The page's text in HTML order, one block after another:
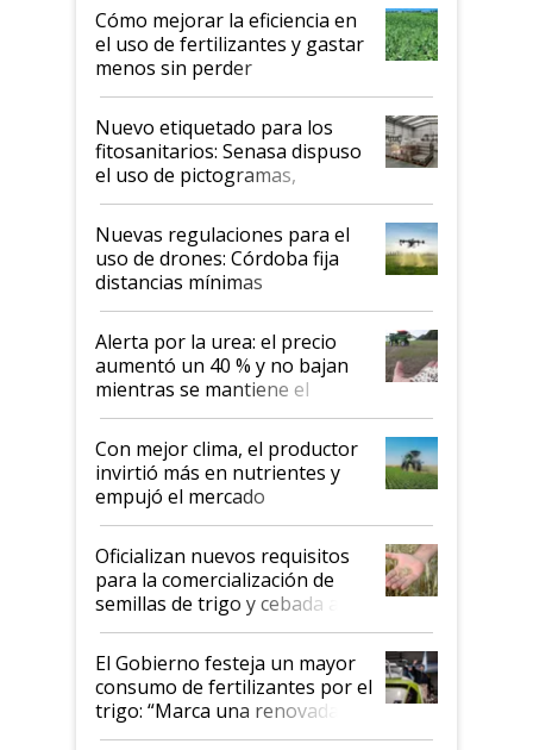
Cómo mejorar la eficiencia en
el uso de fertilizantes y gastar
menos sin perder
productividad en la campaña
fina
Nuevo etiquetado para los
fitosanitarios: Senasa dispuso
el uso de pictogramas,
palabras de advertencia e
indicaciones
Nuevas regulaciones para el
uso de drones: Córdoba fija
distancias mínimas
Alerta por la urea: el precio
aumentó un 40 % y no bajan
mientras se mantiene el
conflicto en Medio Oriente
Con mejor clima, el productor
invirtió más en nutrientes y
empujó el mercado
Oficializan nuevos requisitos
para la comercialización de
semillas de trigo y cebada a
granel
El Gobierno festeja un mayor
consumo de fertilizantes por el
trigo: “Marca una renovada
confianza de los productores”